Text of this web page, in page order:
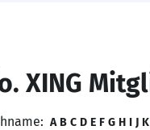
XING
A B C D E F G H I J K